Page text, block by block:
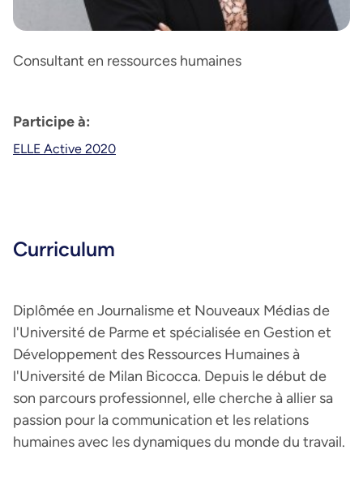
Consultant en ressources humaines
Participe à:
ELLE Active 2020
Curriculum
Diplômée en Journalisme et Nouveaux Médias de
l'Université de Parme et spécialisée en Gestion et
Développement des Ressources Humaines à
l'Université de Milan Bicocca. Depuis le début de
son parcours professionnel, elle cherche à allier sa
passion pour la communication et les relations
humaines avec les dynamiques du monde du travail.